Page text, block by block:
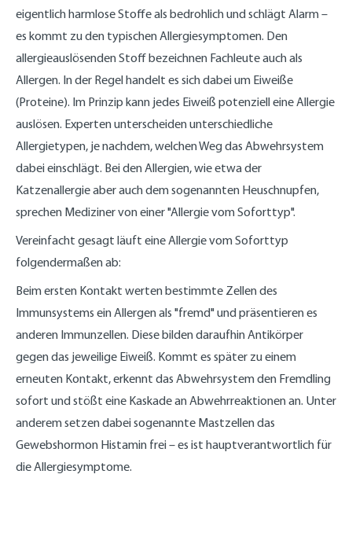
eigentlich harmlose Stoffe als bedrohlich und schlägt Alarm –
es kommt zu den typischen Allergiesymptomen. Den
allergieauslösenden Stoff bezeichnen Fachleute auch als
Allergen. In der Regel handelt es sich dabei um Eiweiße
(Proteine). Im Prinzip kann jedes Eiweiß potenziell eine Allergie
auslösen. Experten unterscheiden unterschiedliche
Allergietypen, je nachdem, welchen Weg das Abwehrsystem
dabei einschlägt. Bei den Allergien, wie etwa der
Katzenallergie aber auch dem sogenannten Heuschnupfen,
sprechen Mediziner von einer "Allergie vom Soforttyp".
Vereinfacht gesagt läuft eine Allergie vom Soforttyp
folgendermaßen ab:
Beim ersten Kontakt werten bestimmte Zellen des
Immunsystems ein Allergen als "fremd" und präsentieren es
anderen Immunzellen. Diese bilden daraufhin Antikörper
gegen das jeweilige Eiweiß. Kommt es später zu einem
erneuten Kontakt, erkennt das Abwehrsystem den Fremdling
sofort und stößt eine Kaskade an Abwehrreaktionen an. Unter
anderem setzen dabei sogenannte Mastzellen das
Gewebshormon Histamin frei – es ist hauptverantwortlich für
die Allergiesymptome.